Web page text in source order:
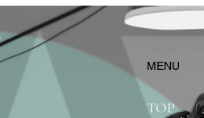
​MENU
TOP